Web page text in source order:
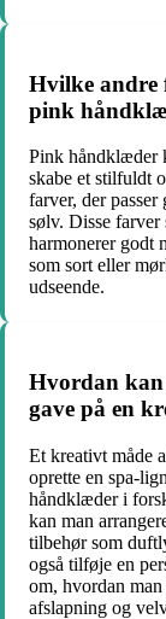
Hvilke andre
pink
Pink håndklæder
skabe et stilfuldt
farver, der
sølv. Disse
harmonerer godt
som sort eller
udseende.
Hvordan
gave på en
Et kreativt måde
oprette en spa-
håndklæder i
kan man
tilbehør som
også tilføje en
om, hvordan
afslapning og